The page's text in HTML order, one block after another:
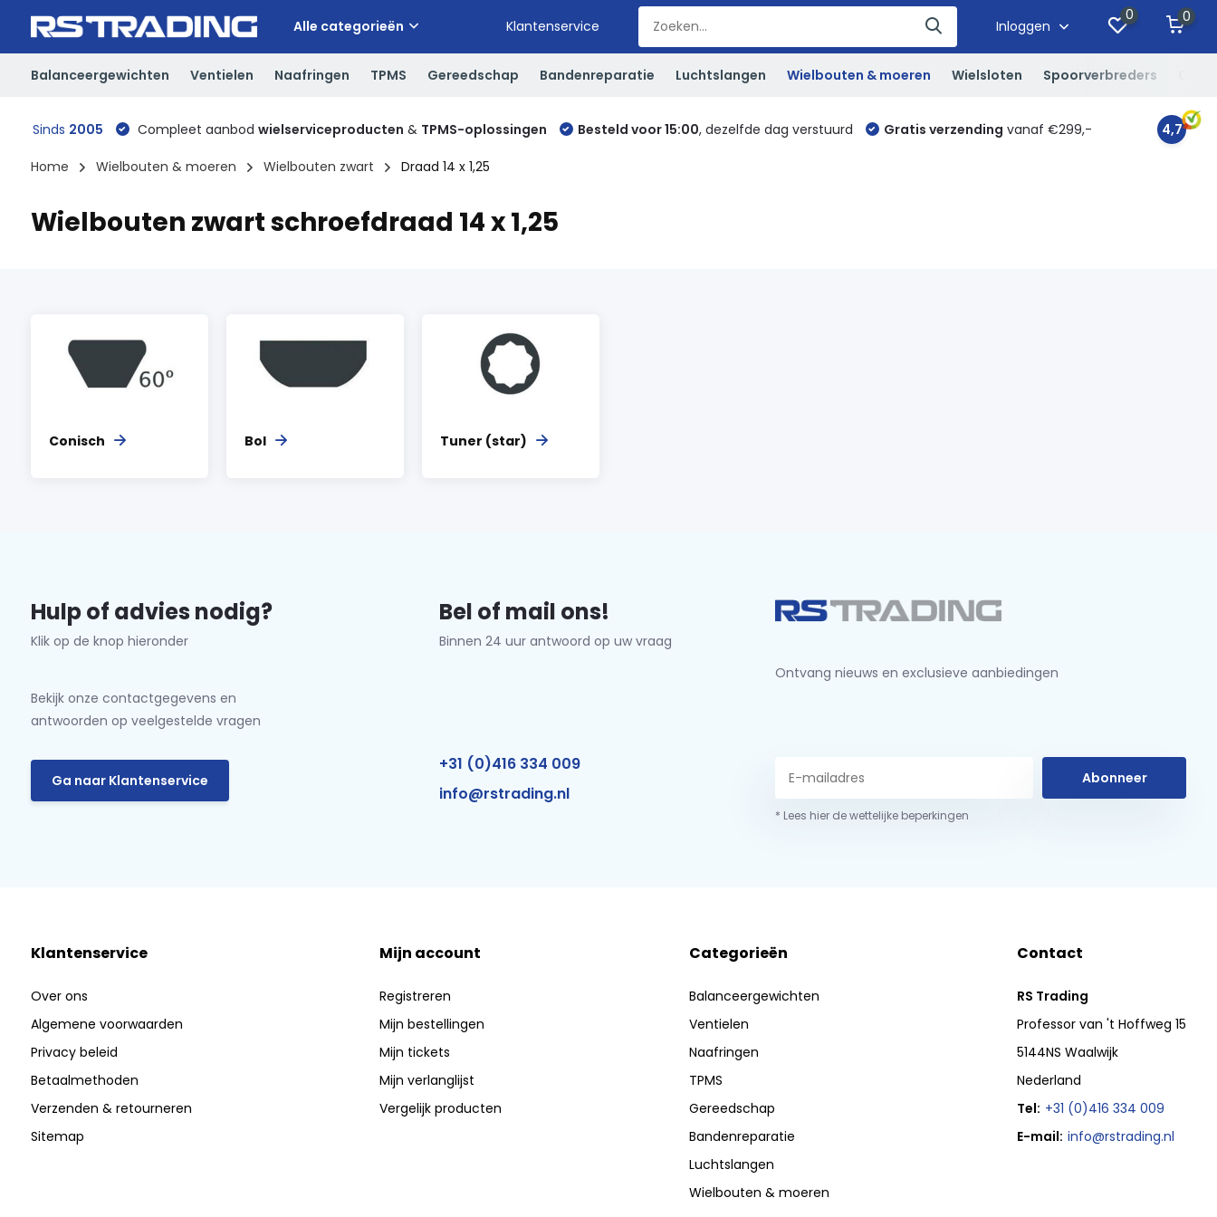
Alle categorieën Klantenservice Inloggen
0 0
Balanceergewichten Ventielen Naafringen TPMS Gereedschap Bandenreparatie Luchtslangen Wielbouten & moeren Wielsloten Spoorverbreders
Sinds 2005 Compleet aanbod wielserviceproducten & TPMS-oplossingen Besteld voor 15:00, dezelfde dag verstuurd Gratis verzending vanaf €299,- 4,7
Home Wielbouten & moeren Wielbouten zwart Draad 14 x 1,25
Wielbouten zwart schroefdraad 14 x 1,25
Conisch Bol Tuner (star)
Hulp of advies nodig?
Klik op de knop hieronder
Bekijk onze contactgegevens en
antwoorden op veelgestelde vragen
Ga naar Klantenservice
Bel of mail ons!
Binnen 24 uur antwoord op uw vraag
+31 (0)416 334 009
info@rstrading.nl
Ontvang nieuws en exclusieve aanbiedingen
Abonneer
* Lees hier de wettelijke beperkingen
Klantenservice
Over ons
Algemene voorwaarden
Privacy beleid
Betaalmethoden
Verzenden & retourneren
Sitemap
Mijn account
Registreren
Mijn bestellingen
Mijn tickets
Mijn verlanglijst
Vergelijk producten
Categorieën
Balanceergewichten
Ventielen
Naafringen
TPMS
Gereedschap
Bandenreparatie
Luchtslangen
Wielbouten & moeren
Contact
RS Trading
Professor van 't Hoffweg 15
5144NS Waalwijk
Nederland
Tel: +31 (0)416 334 009
E-mail: info@rstrading.nl